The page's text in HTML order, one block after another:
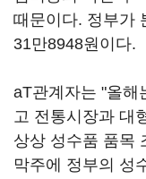
때문이다. 정부가
31만8948원이다.
aT관계자는 "올해
고 전통시장과 대
상상 성수품 품목
막주에 정부의 성